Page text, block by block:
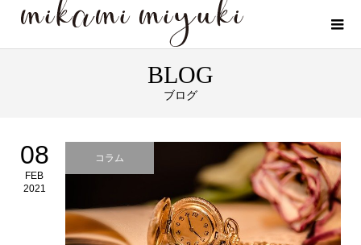
BLOG
ブログ
08
FEB
2021
コラム